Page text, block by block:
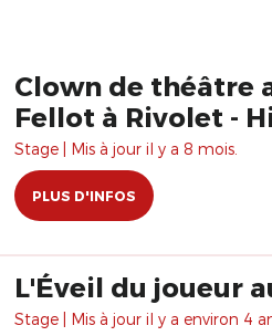
Clown de théâtre
Fellot à Rivolet -
Stage | Mis à jour il y a 8 mois.
PLUS D'INFOS
L'Éveil du joueur
Stage | Mis à jour il y a environ 4